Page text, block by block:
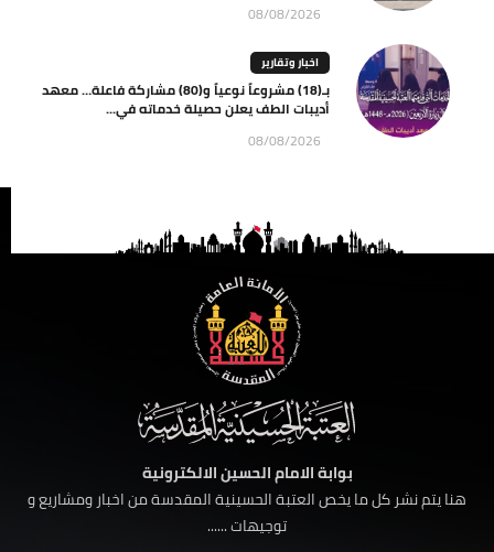
08/08/2026
اخبار وتقارير
بـ(18) مشروعاً نوعياً و(80) مشاركة فاعلة… معهد
أديبات الطف يعلن حصيلة خدماته في...
08/08/2026
بوابة الامام الحسين الالكترونية
هنا يتم نشر كل ما يخص العتبة الحسينية المقدسة من اخبار ومشاريع و
توجيهات ......